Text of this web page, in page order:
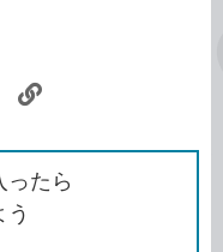
な
ブ
ッ
ク
ク
を
コ
ったら
う